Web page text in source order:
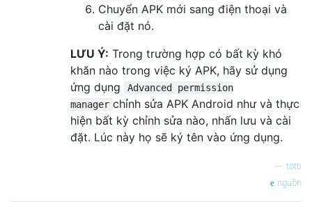
Chuyển APK mới sang điện thoại và
cài đặt nó.
LƯU Ý: Trong trường hợp có bất kỳ khó
khăn nào trong việc ký APK, hãy sử dụng
ứng dụng
Advanced permission
manager chỉnh sửa APK Android như và thực
hiện bất kỳ chỉnh sửa nào, nhấn lưu và cài
đặt. Lúc này họ sẽ ký tên vào ứng dụng.
totti
nguồn